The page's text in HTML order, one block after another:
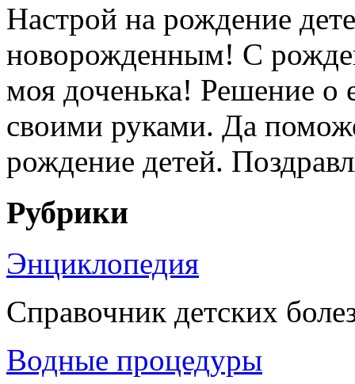
Настрой на рождение
новорожденным! С
моя доченька! Решение о
своими руками. Да
рождение детей.
Рубрики
Энциклопедия
Справочник детских
Водные процедуры